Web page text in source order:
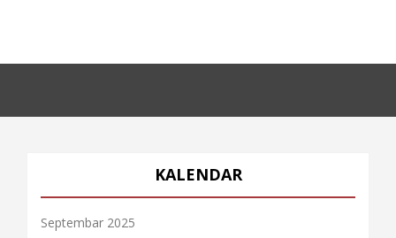
KALENDAR
Septembar 2025